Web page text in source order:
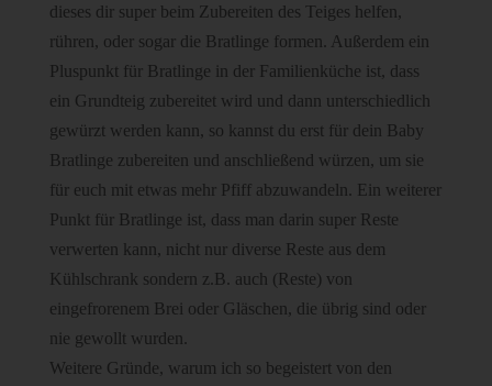
dieses dir super beim Zubereiten des Teiges helfen,
rühren, oder sogar die Bratlinge formen. Außerdem ein
Pluspunkt für Bratlinge in der Familienküche ist, dass
ein Grundteig zubereitet wird und dann unterschiedlich
gewürzt werden kann, so kannst du erst für dein Baby
Bratlinge zubereiten und anschließend würzen, um sie
für euch mit etwas mehr Pfiff abzuwandeln. Ein weiterer
Punkt für Bratlinge ist, dass man darin super Reste
verwerten kann, nicht nur diverse Reste aus dem
Kühlschrank sondern z.B. auch (Reste) von
eingefrorenem Brei oder Gläschen, die übrig sind oder
nie gewollt wurden.
Weitere Gründe, warum ich so begeistert von den